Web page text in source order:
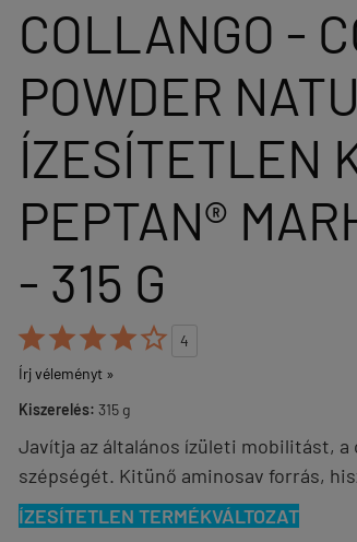
COLLANGO -
POWDER
ÍZESÍTETLEN
PEPTAN®
- 315 G

4
Írj véleményt »
Kiszerelés: 315 g
Javítja az általános ízületi mobilitást,
szépségét. Kitünő aminosav forrás,
ÍZESÍTETLEN TERMÉKVÁLTOZAT